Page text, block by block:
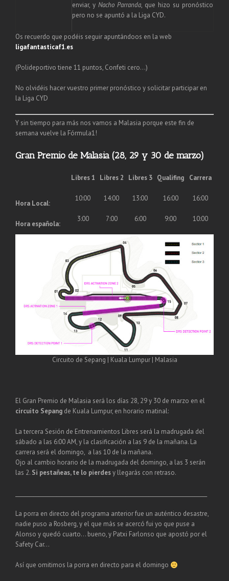
enviar, y Nacho Parranda, que hizo su pronóstico
pero no se apuntó a la Liga CYD.
Os recuerdo que podéis seguir apuntándoos en la web
ligafantasticaf1.es
(Polideportivo tiene 11 puntos, Confeti cero…)
No olvidéis hacer vuestro primer pronóstico y solicitar participar en
la Liga CYD
Y sin tiempo para más nos vamos a Malasia porque este fin de
semana vuelve la Fórmula1!
Gran Premio de Malasia (28, 29 y 30 de marzo)
Libres 1 Libres 2 Libres 3 Qualifing Carrera
Hora Local:
10:00 14:00 13:00 16:00 16:00
Hora española:
3:00 7:00 6:00 9:00 10:00
Circuito de Sepang | Kuala Lumpur | Malasia
El Gran Premio de Malasia será los días 28, 29 y 30 de marzo en el
circuito Sepang de Kuala Lumpur, en horario matinal:
La tercera Sesión de Entrenamientos Libres será la madrugada del
sábado a las 6:00 AM, y la clasificación a las 9 de la mañana. La
carrera será el domingo, a las 10 de la mañana.
Ojo al cambio horario de la madrugada del domingo, a las 3 serán
las 2. Si pestañeas, te lo pierdesy llegarás con retraso.
La porra en directo del programa anterior fue un auténtico desastre,
nadie puso a Rosberg, y el que más se acercó fui yo que puse a
Alonso y quedó cuarto… bueno, y Patxi Farlonso que apostó por el
Safety Car…
Así que omitimos la porra en directo para el domingo